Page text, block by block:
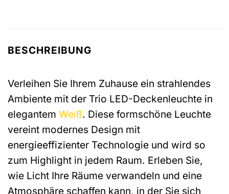
BESCHREIBUNG
Verleihen Sie Ihrem Zuhause ein strahlendes
Ambiente mit der Trio LED-Deckenleuchte in
elegantem Weiß. Diese formschöne Leuchte
vereint modernes Design mit
energieeffizienter Technologie und wird so
zum Highlight in jedem Raum. Erleben Sie,
wie Licht Ihre Räume verwandeln und eine
Atmosphäre schaffen kann, in der Sie sich